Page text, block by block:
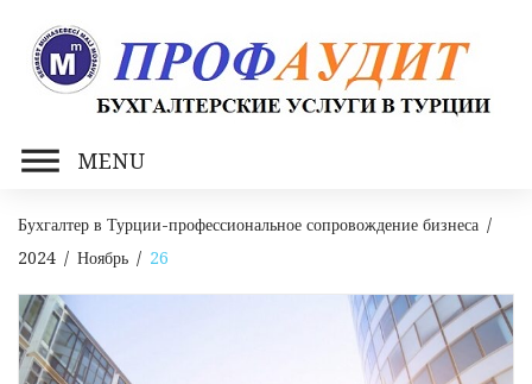
content
MENU
Бухгалтер в Турции-профессиональное сопровождение бизнеса /
2024 / Ноябрь / 26
День:
26.11.2024